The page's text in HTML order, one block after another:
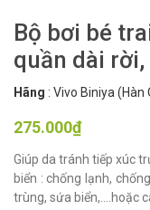
Bộ bơi bé
quần dài
Hãng : Vivo Biniya (Hàn
275.000₫
Giúp da tránh tiếp xúc
biển : chống lạnh,
trùng, sứa biển,....hoặc